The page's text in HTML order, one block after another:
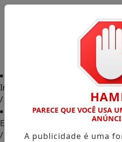
Início
/
Edições
/
PARECE QUE VOCÊ USA
A publicidade é uma